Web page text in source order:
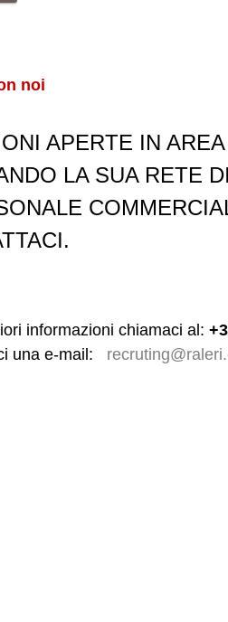
noi
APERTE IN
LA SUA RETE
informazioni chiamaci al:
una e-mail: